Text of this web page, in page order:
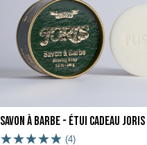
Savon à Barbe - Étui Cadeau Joris
(4)